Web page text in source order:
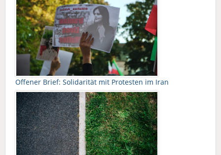
Offener Brief: Solidarität mit Protesten im Iran